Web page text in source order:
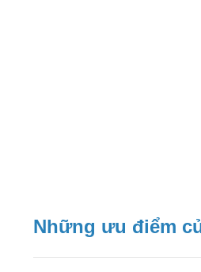
Những ưu điểm